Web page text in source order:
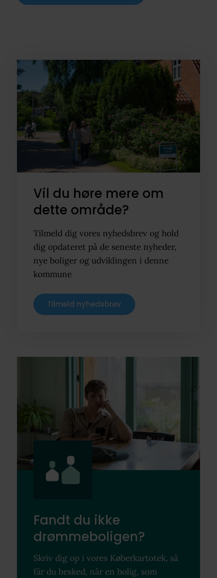
Vil du høre mere om
dette område?
Tilmeld dig vores nyhedsbrev og hold
dig opdateret på de seneste nyheder,
nye boliger og udviklingen i denne
kommune
Tilmeld nyhedsbrev
Fandt du ikke
drømmeboligen?
Skriv dig op i vores Køberkartotek, så
får du besked, når en bolig, som